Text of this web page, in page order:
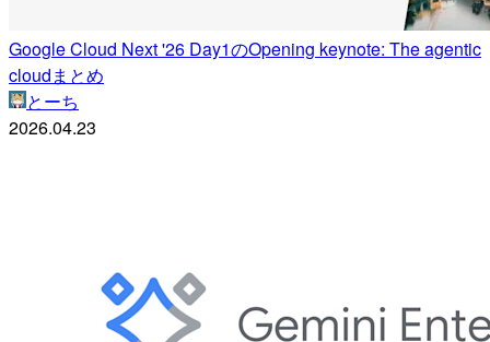
Google Cloud Next '26 Day1のOpening keynote: The agentic
cloudまとめ
とーち
2026.04.23